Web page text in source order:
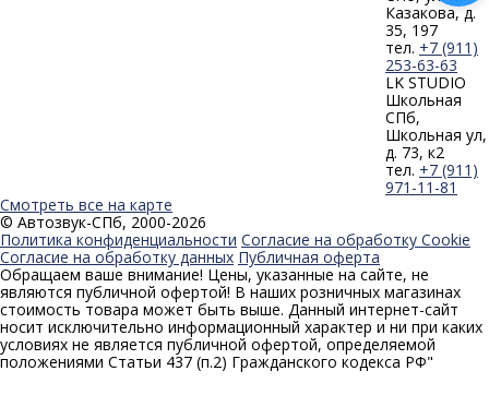
Казакова, д.
35, 197
тел. +7 (911)
253-63-63
LK STUDIO
Школьная
СПб,
Школьная ул,
д. 73, к2
тел. +7 (911)
971-11-81
Смотреть все на карте
© Автозвук-СПб, 2000-2026
Политика конфиденциальности Согласие на обработку Cookie
Согласие на обработку данных Публичная оферта
Обращаем ваше внимание! Цены, указанные на сайте, не
являются публичной офертой! В наших розничных магазинах
стоимость товара может быть выше. Данный интернет-сайт
носит исключительно информационный характер и ни при каких
условиях не является публичной офертой, определяемой
положениями Статьи 437 (п.2) Гражданского кодекса РФ"